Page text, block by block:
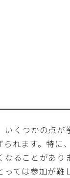
いくつかの点が
られます。特に
なることがあり
っては参加が難